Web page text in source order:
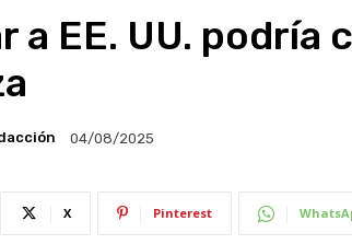
a EE. UU. podría
04/08/2025
X Pinterest